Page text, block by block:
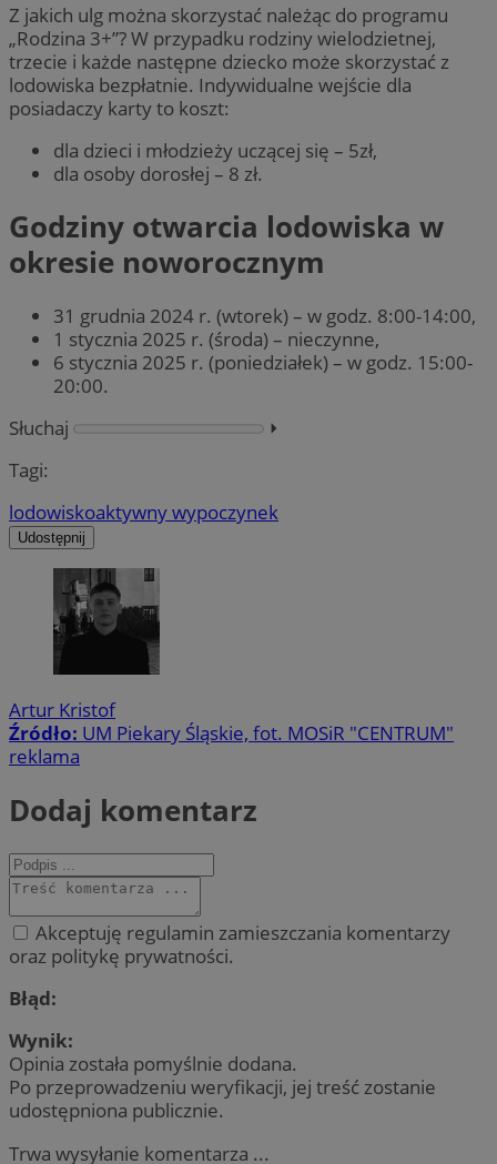
Z jakich ulg można skorzystać należąc do programu
„Rodzina 3+”? W przypadku rodziny wielodzietnej,
trzecie i każde następne dziecko może skorzystać z
lodowiska bezpłatnie. Indywidualne wejście dla
posiadaczy karty to koszt:
dla dzieci i młodzieży uczącej się – 5zł,
dla osoby dorosłej – 8 zł.
Godziny otwarcia lodowiska w
okresie noworocznym
31 grudnia 2024 r. (wtorek) – w godz. 8:00-14:00,
1 stycznia 2025 r. (środa) – nieczynne,
6 stycznia 2025 r. (poniedziałek) – w godz. 15:00-
20:00.
Słuchaj
⏵︎
Tagi:
lodowiskoaktywny wypoczynek
Udostępnij
Artur Kristof
Źródło: UM Piekary Śląskie, fot. MOSiR "CENTRUM"
reklama
Dodaj komentarz
Akceptuję regulamin zamieszczania komentarzy
oraz politykę prywatności.
Błąd:
Wynik:
Opinia została pomyślnie dodana.
Po przeprowadzeniu weryfikacji, jej treść zostanie
udostępniona publicznie.
Trwa wysyłanie komentarza ...